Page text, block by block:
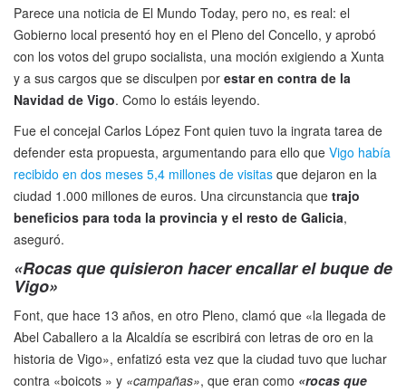
Parece una noticia de El Mundo Today, pero no, es real: el
Gobierno local presentó hoy en el Pleno del Concello, y aprobó
con los votos del grupo socialista, una moción exigiendo a Xunta
y a sus cargos que se disculpen por estar en contra de la
Navidad de Vigo. Como lo estáis leyendo.
Fue el concejal Carlos López Font quien tuvo la ingrata tarea de
defender esta propuesta, argumentando para ello que Vigo había
recibido en dos meses 5,4 millones de visitas que dejaron en la
ciudad 1.000 millones de euros. Una circunstancia que trajo
beneficios para toda la provincia y el resto de Galicia,
aseguró.
«Rocas que quisieron hacer encallar el buque de
Vigo»
Font, que hace 13 años, en otro Pleno, clamó que «la llegada de
Abel Caballero a la Alcaldía se escribirá con letras de oro en la
historia de Vigo», enfatizó esta vez que la ciudad tuvo que luchar
contra «boicots » y «campañas», que eran como «rocas que